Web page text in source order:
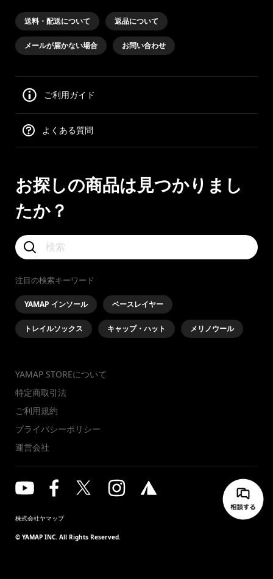
送料・配送について 返品について
メールが届かない場合 お問い合わせ
ご利用ガイド
よくある質問
お探しの商品は見つかりまし
たか？
注目の検索キーワード
YAMAP インソール ベースレイヤー
トレイルソックス キャップ・ハット メリノウール
YAMAP STOREについて
特定商取引法
ご利用規約
プライバシーポリシー
運営会社
株式会社ヤマップ
© YAMAP INC. All Rights Reserved.